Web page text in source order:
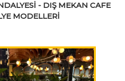
- DIŞ MEKAN CAFE
MODELLERİ